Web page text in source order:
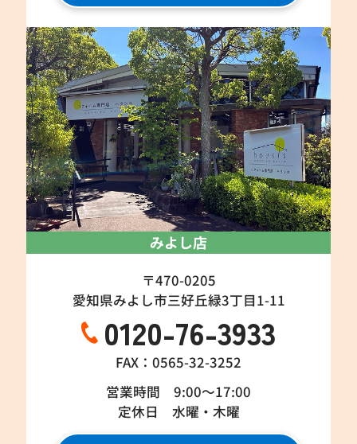
みよし店
〒470-0205
愛知県みよし市三好丘緑3丁目1-11
0120-76-3933
FAX：0565-32-3252
営業時間 9:00～17:00
定休日 水曜・木曜